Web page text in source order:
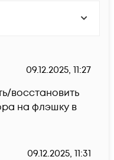
09.12.2025, 11:27
восстановить
на флэшку в
09.12.2025, 11:31